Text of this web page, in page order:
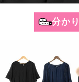
分か